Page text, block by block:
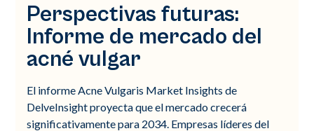
Perspectivas futuras:
Informe de mercado del
acné vulgar
El informe Acne Vulgaris Market Insights de
DelveInsight proyecta que el mercado crecerá
significativamente para 2034. Empresas líderes del